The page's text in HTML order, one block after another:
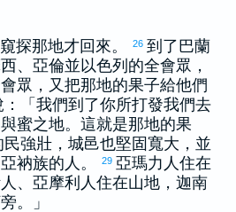
探那地才回來。 26 到了巴蘭
、 亞倫並 以色列 的全會眾，
眾，又把那地的果子給他們
：「我們到了你所打發我們去
蜜之地。這就是那地的果
強壯，城邑也堅固寬大，並
亞衲族的人。 29 亞瑪力 人住在
人、 亞摩利 人住在山地， 迦南
。」